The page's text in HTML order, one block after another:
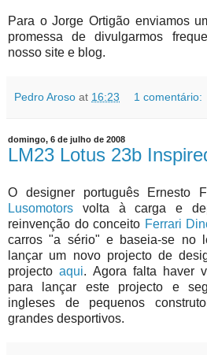
Para o Jorge Ortigão enviamos
promessa de divulgarmos
nosso site e blog.
Pedro Aroso at 16:23 1 comentário:
domingo, 6 de julho de 2008
LM23 Lotus 23b
O designer português Ernesto
Lusomotors volta à carga e
reinvenção do conceito Ferrari
carros "a sério" e baseia-se no
lançar um novo projecto de
projectoaqui. Agora falta haver
para lançar este projecto e
ingleses de pequenos
grandes desportivos.